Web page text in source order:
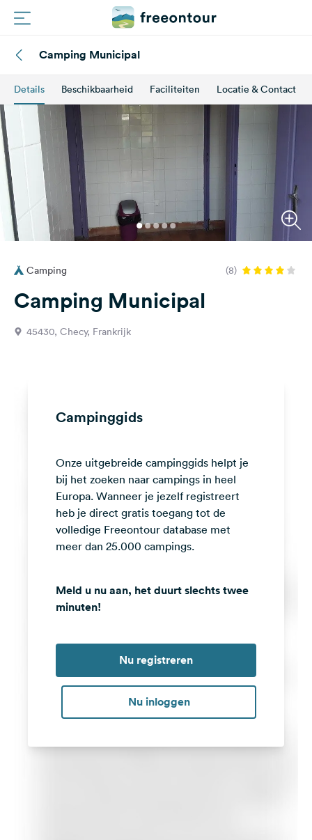
Routes
Campings
Magazine
Partners
Registreren
Inloggen
Vragen &
Feedback
media
Facebook
Instagram
Camping Municipal
Details Beschikbaarheid Faciliteiten Locatie & Contact
Camping (8)
Camping Municipal
45430, Checy, Frankrijk
Campinggids
Onze uitgebreide campinggids helpt je
bij het zoeken naar campings in heel
Europa. Wanneer je jezelf registreert
heb je direct gratis toegang tot de
volledige Freeontour database met
meer dan 25.000 campings.
Meld u nu aan, het duurt slechts twee
minuten!
Nu registreren
Nu inloggen